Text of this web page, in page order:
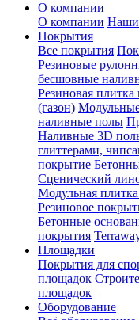
О компании
О компании Наши
Покрытия
Все покрытия
Резиновые
бесшовные
Резиновая
(газон)
наливные полы
Наливные 3D
глиттерами,
покрытие
Сценический
Модульная
Резиновое
Бетонные
покрытия
Площадки
Покрытия для
площадок
площадок
Оборудование